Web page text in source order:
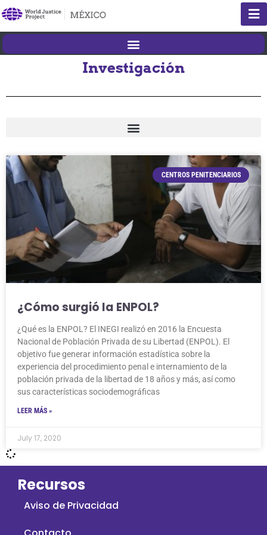
Investigación
CENTROS PENITENCIARIOS
¿Cómo surgió la ENPOL?
¿Qué es la ENPOL? El INEGI realizó en 2016 la Encuesta
Nacional de Población Privada de su Libertad (ENPOL). El
objetivo fue generar información estadística sobre la
experiencia del procedimiento penal e internamiento de la
población privada de la libertad de 18 años y más, así como
sus características sociodemográficas
LEER MÁS »
July 17, 2020
Recursos
Aviso de Privacidad